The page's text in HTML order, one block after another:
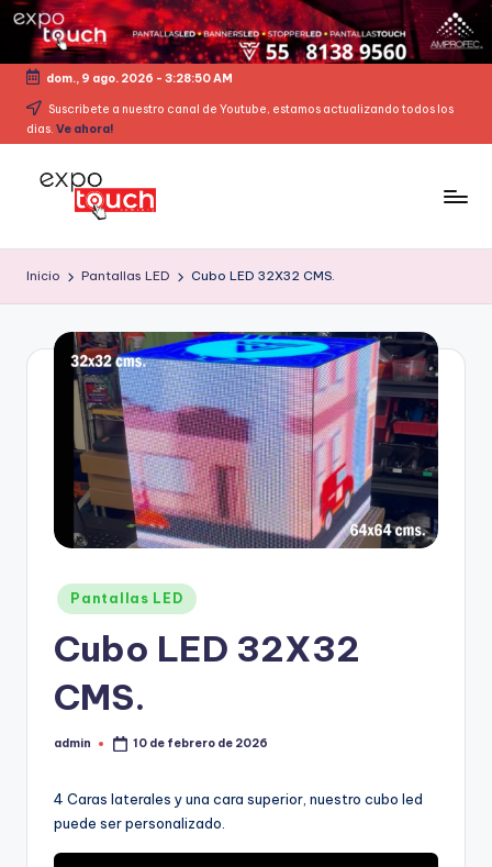
dom., 9 ago. 2026 - 3:28:50 AM
Suscribete a nuestro canal de Youtube, estamos actualizando todos los
dias. Ve ahora!
Inicio Pantallas LED Cubo LED 32X32 CMS.
Pantallas LED
Cubo LED 32X32
CMS.
admin 10 de febrero de 2026
4 Caras laterales y una cara superior, nuestro cubo led
puede ser personalizado.